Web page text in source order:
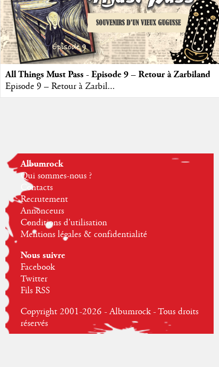
All Things Must Pass - Episode 9 – Retour à Zarbiland
Episode 9 – Retour à Zarbil...
Albumrock
Qui sommes-nous ?
Contacts
Recrutement
Annonceurs
Conditions d'utilisation
Mentions légales & confidentialité
Nous suivre
Facebook
Twitter
Fils RSS
Copyright 2001-2026 - Albumrock - Tous droits
réservés